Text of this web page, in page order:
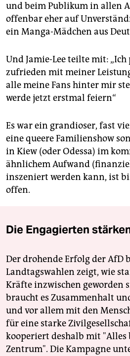
und beim Publikum in allen
offenbar eher auf
ein Manga-Mädchen aus
Und Jamie-Lee teilte mit:
zufrieden mit meiner
alle meine Fans hinter mir
werde jetzt erstmal feiern“
Es war ein grandioser, fast
eine queere Familienshow
in Kiew (oder Odessa) im
ähnlichem Aufwand
inszeniert werden kann, ist
offen.
Die Engagierten
Der drohende Erfolg der AfD
Landtagswahlen zeigt, wie
Kräfte inzwischen geworden
braucht es Zusammenhalt
und vor allem mit den
für eine starke
kooperiert deshalb mit
Zentrum". Die Kampagne